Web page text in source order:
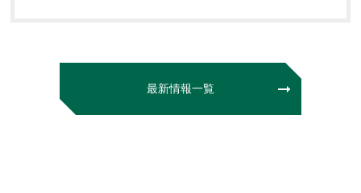
最新情報一覧